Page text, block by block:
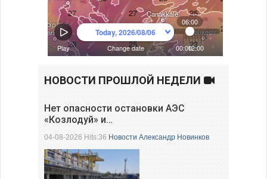
НОВОСТИ ПРОШЛОЙ НЕДЕЛИ
Нет опасности остановки АЭС
«Козлодуй» и…
04-08-2026 Hits:36Новости Александр Новинков